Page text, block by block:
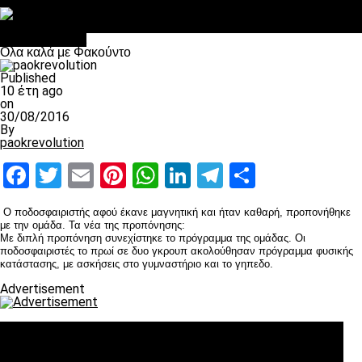
Ολα καλά με Φακούντο
Published
10 έτη ago
on
30/08/2016
By
paokrevolution
Facebook
Twitter
EmailPinterest
WhatsApp
LinkedIn
Telegram
Ο ποδοσφαιριστής αφού έκανε μαγνητική και ήταν καθαρή, προπονήθηκε
με την ομάδα. Τα νέα της προπόνησης:
Με διπλή προπόνηση συνεχίστηκε το πρόγραμμα της ομάδας. Οι
ποδοσφαιριστές το πρωί σε δυο γκρουπ ακολούθησαν πρόγραμμα φυσικής
κατάστασης, με ασκήσεις στο γυμναστήριο και το γηπεδο.
Advertisement